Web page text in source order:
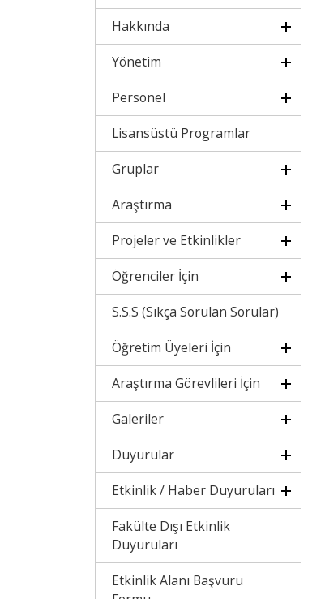
Hakkında
Yönetim
Personel
Lisansüstü Programlar
Gruplar
Araştırma
Projeler ve Etkinlikler
Öğrenciler İçin
S.S.S (Sıkça Sorulan Sorular)
Öğretim Üyeleri İçin
Araştırma Görevlileri İçin
Galeriler
Duyurular
Etkinlik / Haber Duyuruları
Fakülte Dışı Etkinlik
Duyuruları
Etkinlik Alanı Başvuru